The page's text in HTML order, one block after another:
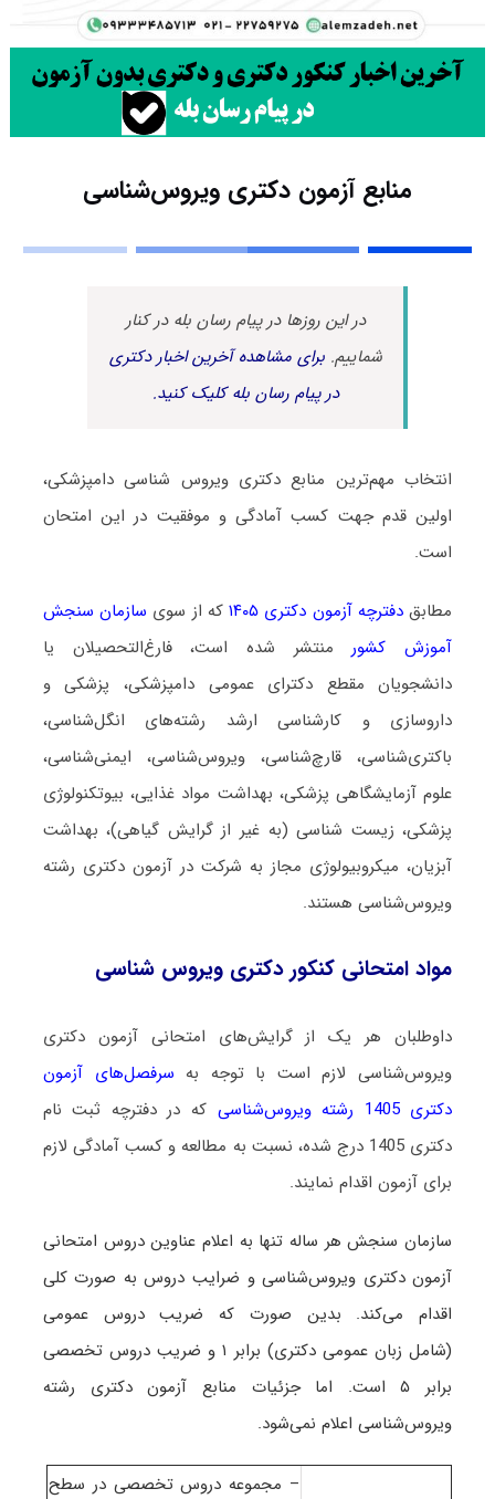
منابع آزمون دکتری ویروس‌شناسی
در این روزها در پیام رسان بله در کنار
شماییم.برای مشاهده آخرین اخبار دکتری
در پیام رسان بله کلیک کنید.
انتخاب مهم‌ترین منابع دکتری ویروس ‌شناسی دامپزشکی،
اولین قدم جهت کسب آمادگی و موفقیت در این امتحان
است.
مطابقدفترچه آزمون دکتری ۱۴۰۵ که از سوی سازمان سنجش
آموزش کشورمنتشر شده است، فارغ‌التحصیلان یا
دانشجویان مقطع دکترای عمومی دامپزشکی، پزشکی و
داروسازی و کارشناسی ارشد رشته‌های انگل‌شناسی،
باکتری‌شناسی، قارچ‌شناسی، ویروس‌شناسی، ایمنی‌شناسی،
علوم آزمایشگاهی پزشکی، بهداشت مواد غذایی، بیوتکنولوژی
پزشکی، زیست ‌شناسی (به غیر از گرایش گیاهی)، بهداشت
آبزیان، میکروبیولوژی مجاز به شرکت در آزمون دکتری رشته
ویروس‌شناسی هستند.
مواد امتحانی کنکور دکتری ویروس ‌شناسی
داوطلبان هر یک از گرایش‌های امتحانی آزمون دکتری
ویروس‌شناسی لازم است با توجه به سرفصل‌های آزمون
دکتری 1405 رشته ویروس‌شناسی
که در دفترچه ثبت نام
دکتری 1405 درج شده، نسبت به مطالعه و کسب آمادگی لازم
برای آزمون اقدام نمایند.
سازمان سنجش هر ساله تنها به اعلام عناوین دروس امتحانی
آزمون دکتری ویروس‌شناسی و ضرایب دروس به صورت کلی
اقدام می‌کند. بدین صورت که ضریب دروس عمومی
(شامل زبان عمومی دکتری) برابر ۱ و ضریب دروس تخصصی
برابر ۵ است
. اما جزئیات منابع آزمون دکتری رشته
ویروس‌شناسی اعلام نمی‌شود.
– مجموعه دروس تخصصی در سطح